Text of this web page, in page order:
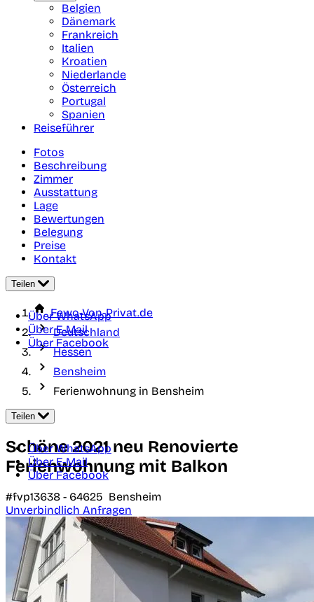
Belgien
Dänemark
Frankreich
Italien
Kroatien
Niederlande
Österreich
Portugal
Spanien
Reiseführer
Fotos
Beschreibung
Zimmer
Ausstattung
Lage
Bewertungen
Belegung
Preise
Kontakt
Teilen
Über WhatsApp
Über E-Mail
Über Facebook
Fewo-Von-Privat.de
Deutschland
Hessen
Bensheim
Ferienwohnung in Bensheim
Teilen
Über WhatsApp
Über E-Mail
Über Facebook
Schöne 2021 neu Renovierte
Ferienwohnung mit Balkon
#fvp13638 - 64625 Bensheim
Unverbindlich Anfragen